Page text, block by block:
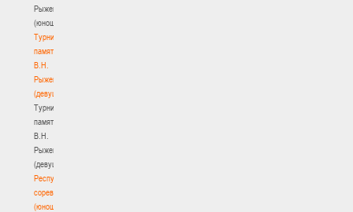
Рыженкова
(юноши)
Турнир
памяти
В.Н.
Рыженкова
(девушки)
Турнир
памяти
В.Н.
Рыженкова
(девушки)
Республиканские
соревнования
(юноши)